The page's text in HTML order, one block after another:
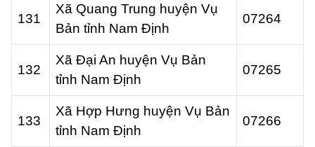
131
Xã Quang Trung huyện Vụ
Bản tỉnh Nam Định
07264
132
Xã Đại An huyện Vụ Bản
tỉnh Nam Định
07265
133
Xã Hợp Hưng huyện Vụ Bản
tỉnh Nam Định
07266